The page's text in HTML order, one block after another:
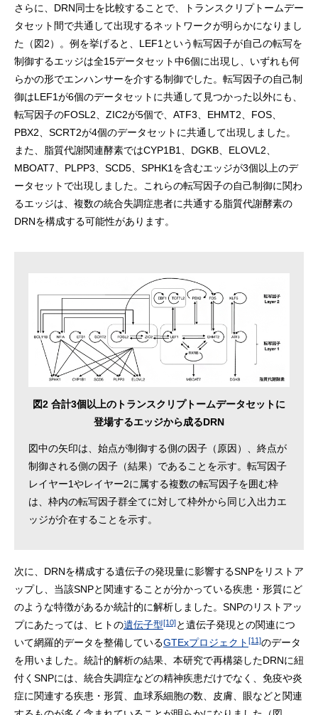
さらに、DRN同士を比較することで、トランスクリプトームデー
タセット間で共通して出現するネットワークが明らかになりまし
た（図2）。例を挙げると、LEF1という転写因子が自己の転写を
制御するエッジは全15データセット中6個に出現し、いずれも何
らかの形でエンハンサーを介する制御でした。転写因子の自己制
御はLEF1が6個のデータセットに共通して見つかった以外にも、
転写因子のFOSL2、ZIC2が5個で、ATF3、EHMT2、FOS、
PBX2、SCRT2が4個のデータセットに共通して出現しました。
また、脂質代謝関連酵素ではCYP1B1、DGKB、ELOVL2、
MBOAT7、PLPP3、SCD5、SPHK1を含むエッジが3個以上のデ
ータセットで出現しました。これらの転写因子の自己制御に関わ
るエッジは、複数の統合失調症患者に共通する脂質代謝酵素の
DRNを構成する可能性があります。
図2 合計3個以上のトランスクリプトームデータセットに
登場するエッジから成るDRN
図中の矢印は、始点が制御する側の因子（原因）、終点が
制御される側の因子（結果）であることを示す。転写因子
レイヤー1やレイヤー2に属する複数の転写因子を囲む枠
は、枠内の転写因子群全てに対して枠外から同じ入出力エ
ッジが介在することを示す。
次に、DRNを構成する遺伝子の発現量に影響するSNPをリストア
ップし、当該SNPと関連することが分かっている疾患・形質にど
のような特徴があるか統計的に解析しました。SNPのリストアッ
プにあたっては、ヒトの遺伝子型[10]と遺伝子発現との関連につ
いて網羅的データを整備しているGTExプロジェクト [11]のデータ
を用いました。統計的解析の結果、本研究で再構築したDRNに紐
付くSNPには、統合失調症などの精神疾患だけでなく、免疫や炎
症に関連する疾患・形質、血球系細胞の数、皮膚、眼などと関連